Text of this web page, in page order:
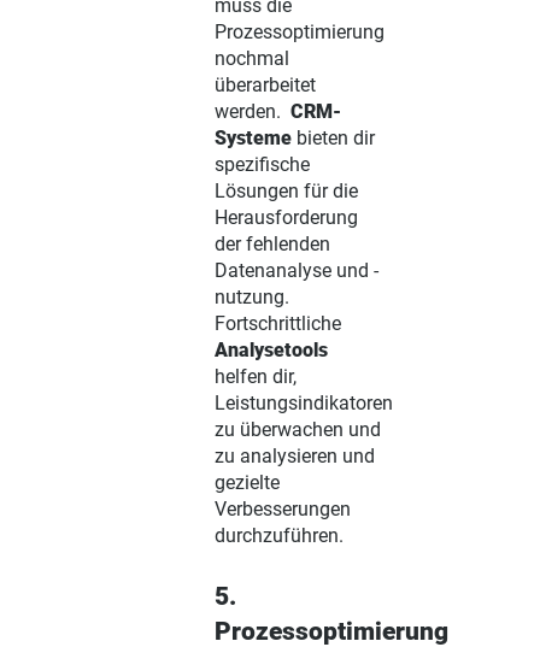
muss die
Prozessoptimierung
nochmal
überarbeitet
werden. CRM-
Systeme bieten dir
spezifische
Lösungen für die
Herausforderung
der fehlenden
Datenanalyse und -
nutzung.
Fortschrittliche
Analysetools
helfen dir,
Leistungsindikatoren
zu überwachen und
zu analysieren und
gezielte
Verbesserungen
durchzuführen.
5.
Prozessoptimierung